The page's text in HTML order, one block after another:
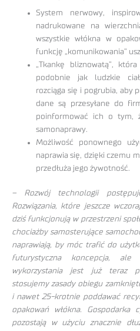
System nerwowy,
nadrukowane na
wszystkie włókna w
funkcję „komunikowania”
„Tkankę bliznowatą”,
podobnie jak ludzkie
rozciąga się i pogrubia, aby
dane są przesyłane do
poinformować ich o tym,
samonaprawy.
Możliwość ponownego
naprawia się, dzięki czemu
przedłuża jego żywotność.
– Rozwój technologii
Rozwiązania, które jeszcze
dziś funkcjonują w przestrzeni
chociażby samosterujące
naprawiają, by móc trafić do
futurystyczna koncepcja, ale
wykorzystania jest już teraz
stosujemy zasady obiegu
i nawet 25-krotnie poddawać
opakowań włókna. Gospodarka
pozostają w użyciu znacznie